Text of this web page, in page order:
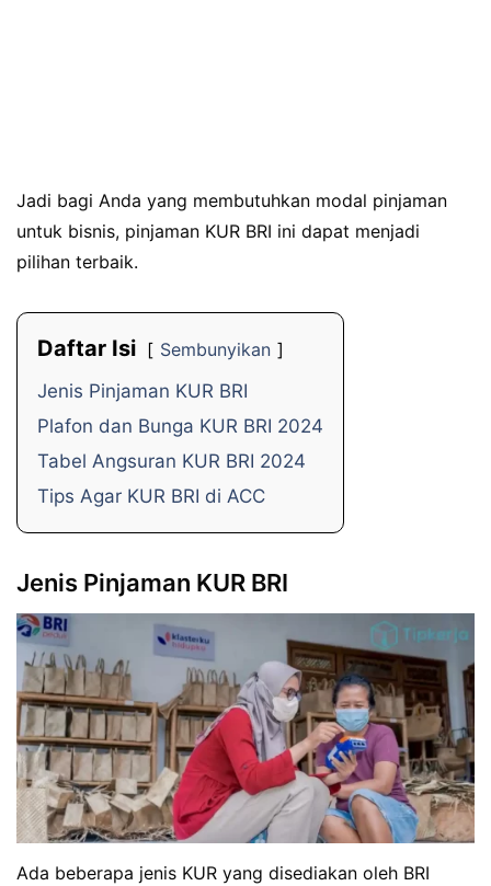
Jadi bagi Anda yang membutuhkan modal pinjaman
untuk bisnis, pinjaman KUR BRI ini dapat menjadi
pilihan terbaik.
Daftar Isi
Sembunyikan
Jenis Pinjaman KUR BRI
Plafon dan Bunga KUR BRI 2024
Tabel Angsuran KUR BRI 2024
Tips Agar KUR BRI di ACC
Jenis Pinjaman KUR BRI
Ada beberapa jenis KUR yang disediakan oleh BRI